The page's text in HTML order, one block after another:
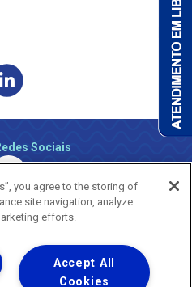
Sociais
2026 - Todos os Direitos Reservados.
you agree to the storing of
site navigation, analyze
efforts.
Accept All
Cookies